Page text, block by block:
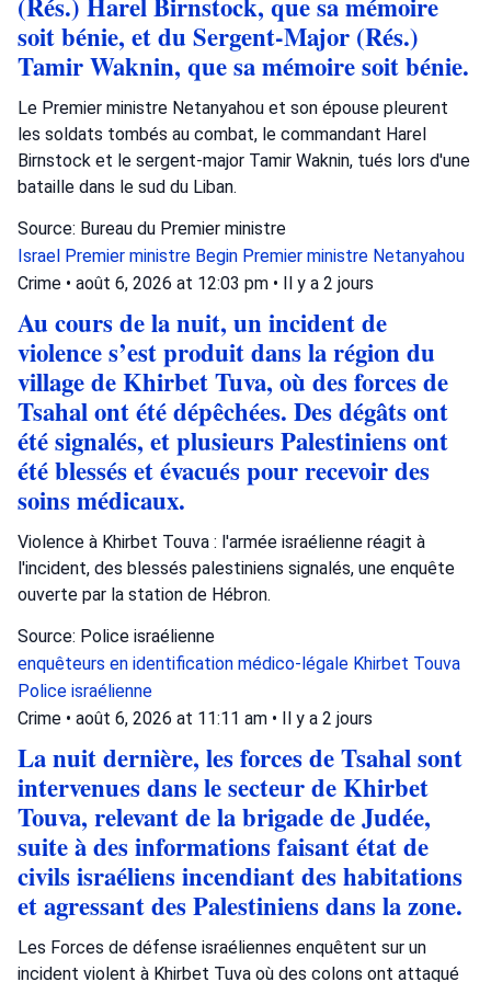
soit bénie, et du Sergent-Major (Rés.)
Tamir Waknin, que sa mémoire soit bénie.
Le Premier ministre Netanyahou et son épouse pleurent
les soldats tombés au combat, le commandant Harel
Birnstock et le sergent-major Tamir Waknin, tués lors d'une
bataille dans le sud du Liban.
Source: Bureau du Premier ministre
Israel Premier ministre Begin Premier ministre Netanyahou
Crime • août 6, 2026 at 12:03 pm • Il y a 2 jours
Au cours de la nuit, un incident de
violence s’est produit dans la région du
village de Khirbet Tuva, où des forces de
Tsahal ont été dépêchées. Des dégâts ont
été signalés, et plusieurs Palestiniens ont
été blessés et évacués pour recevoir des
soins médicaux.
Violence à Khirbet Touva : l'armée israélienne réagit à
l'incident, des blessés palestiniens signalés, une enquête
ouverte par la station de Hébron.
Source: Police israélienne
enquêteurs en identification médico-légale Khirbet Touva
Police israélienne
Crime • août 6, 2026 at 11:11 am • Il y a 2 jours
La nuit dernière, les forces de Tsahal sont
intervenues dans le secteur de Khirbet
Touva, relevant de la brigade de Judée,
suite à des informations faisant état de
civils israéliens incendiant des habitations
et agressant des Palestiniens dans la zone.
Les Forces de défense israéliennes enquêtent sur un
incident violent à Khirbet Tuva où des colons ont attaqué